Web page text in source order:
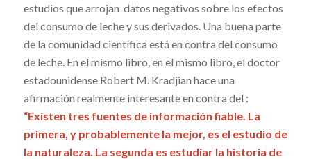
estudios que arrojan datos negativos sobre los efectos
del consumo de leche y sus derivados. Una buena parte
de la comunidad científica está en contra del consumo
de leche. En el mismo libro, en el mismo libro, el doctor
estadounidense Robert M. Kradjian hace una
afirmación realmente interesante en contra del :
“Existen tres fuentes de información fiable. La
primera, y probablemente la mejor, es el estudio de
la naturaleza. La segunda es estudiar la historia de